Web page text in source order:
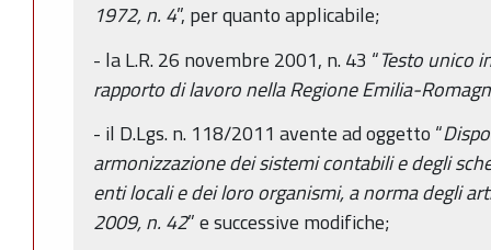
1972, n. 4”, per quanto applicabile;
- la L.R. 26 novembre 2001, n. 43 “Testo unico
rapporto di lavoro nella Regione Emilia-
- il D.Lgs. n. 118/2011 avente ad oggetto “
armonizzazione dei sistemi contabili e degli
enti locali e dei loro organismi, a norma degli
2009, n. 42” e successive modifiche;